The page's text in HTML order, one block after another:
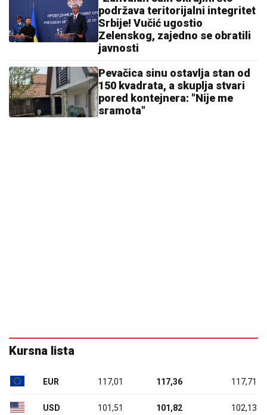
podržava teritorijalni integritet
Srbije! Vučić ugostio
Zelenskog, zajedno se obratili
javnosti
Pevačica sinu ostavlja stan od
150 kvadrata, a skuplja stvari
pored kontejnera: "Nije me
sramota"
Kursna lista
EUR 117,01 117,36 117,71
USD 101,51 101,82 102,13